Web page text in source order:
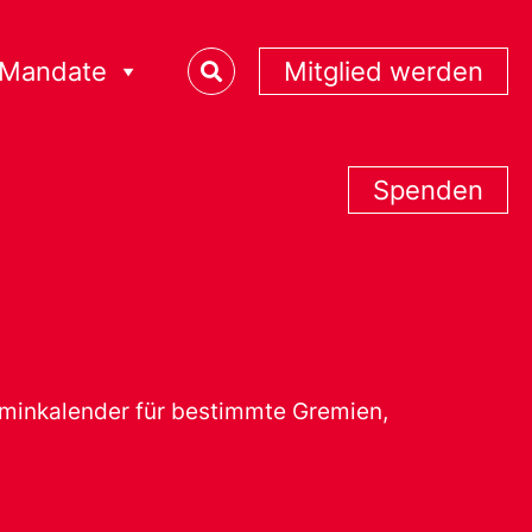
Mandate Mitglied werden
Spenden
für bestimmte Gremien,